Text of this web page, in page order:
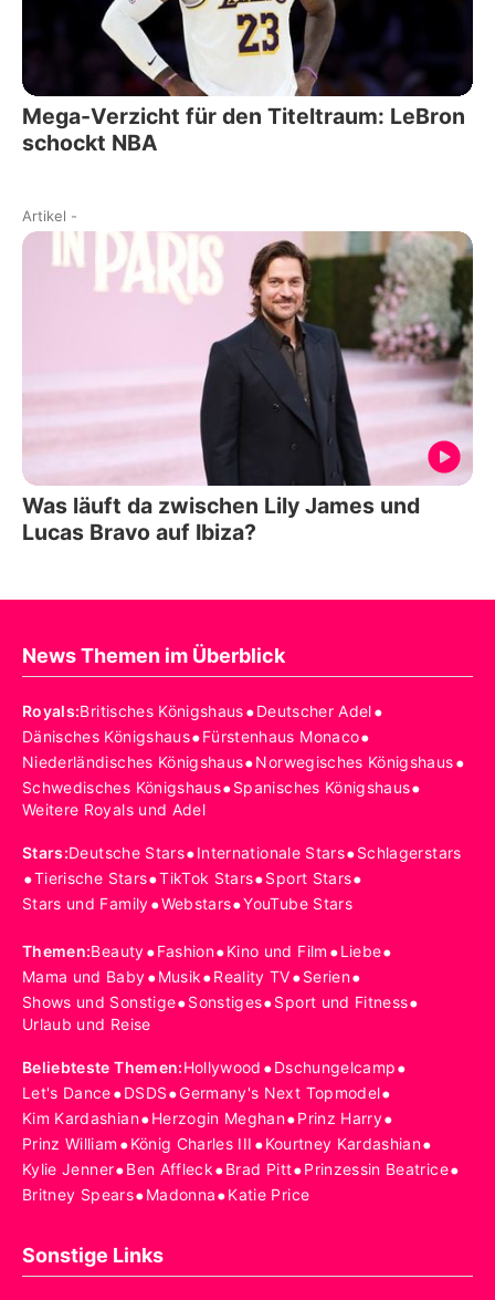
Mega-Verzicht für den Titeltraum: LeBron
schockt NBA
Artikel -
Was läuft da zwischen Lily James und
Lucas Bravo auf Ibiza?
News Themen im Überblick
Royals:Britisches Königshaus•Deutscher Adel•
Dänisches Königshaus•Fürstenhaus Monaco•
Niederländisches Königshaus•Norwegisches Königshaus•
Schwedisches Königshaus•Spanisches Königshaus•
Weitere Royals und Adel
Stars:Deutsche Stars•Internationale Stars•Schlagerstars
•Tierische Stars•TikTok Stars•Sport Stars•
Stars und Family•Webstars•YouTube Stars
Themen:Beauty•Fashion•Kino und Film •Liebe•
Mama und Baby•Musik•Reality TV•Serien•
Shows und Sonstige•Sonstiges•Sport und Fitness•
Urlaub und Reise
Beliebteste Themen:Hollywood •Dschungelcamp•
Let's Dance•DSDS•Germany's Next Topmodel•
Kim Kardashian•Herzogin Meghan•Prinz Harry•
Prinz William •König Charles III •Kourtney Kardashian•
Kylie Jenner•Ben Affleck•Brad Pitt•Prinzessin Beatrice•
Britney Spears•Madonna•Katie Price
Sonstige Links